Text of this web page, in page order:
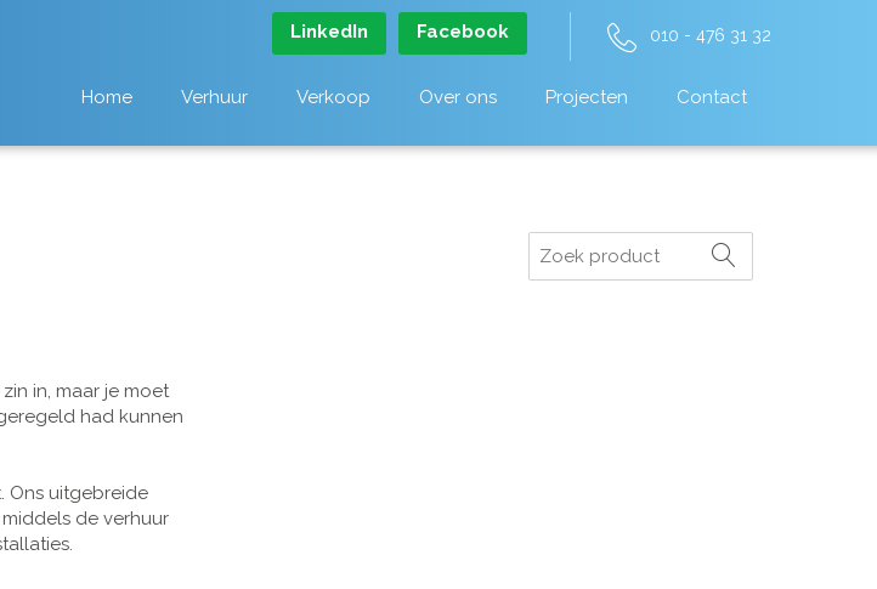
LinkedIn Facebook 010 - 476 31 32
Home Verhuur Verkoop Over ons Projecten Contact
in, maar je moet
had kunnen
Ons uitgebreide
de verhuur
Zoeken